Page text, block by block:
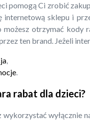
pomogą Ci zrobić
sklepu i
otrzymać kody
ten brand. Jeżeli
rabat dla dzieci?
wykorzystać wyłącznie